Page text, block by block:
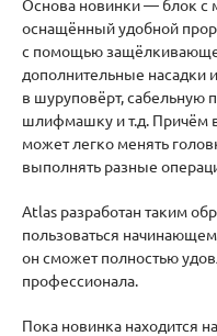
Основа новинки — блок с
оснащённый удобной
с помощью
дополнительные насадки
в шуруповёрт, сабельную
шлифмашку и т.д. Причём
может легко менять
выполнять разные
Atlas разработан таким
пользоваться
он сможет полностью
профессионала.
Пока новинка находится